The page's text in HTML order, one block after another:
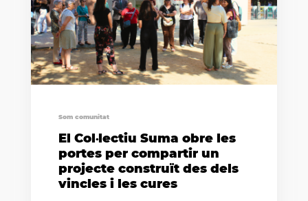
Som comunitat
El Col·lectiu Suma obre les
portes per compartir un
projecte construït des dels
vincles i les cures